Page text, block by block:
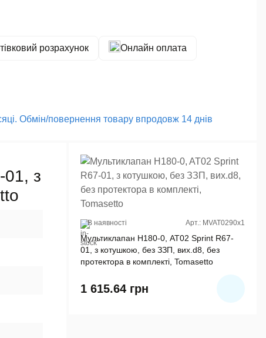
розрахунок Онлайн оплата
Обмін/повернення товару впродовж 14 днів
01, з
В наявності Арт.: MVAT0290x1
Мультиклапан H180-0, AT02 Sprint R67-
01, з котушкою, без ЗЗП, вих.d8, без
протектора в комплекті, Tomasetto
1 615.64 грн